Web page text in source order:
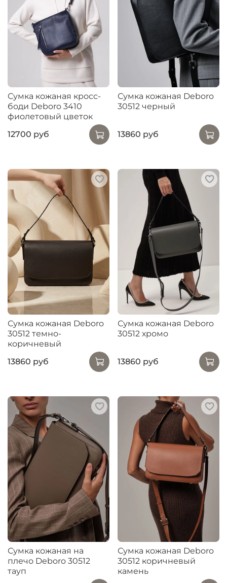
Сумка кожаная кросс-
боди Deboro 3410
фиолетовый цветок
12700 руб
Сумка кожаная Deboro
30512 черный
13860 руб
Сумка кожаная Deboro
30512 темно-
коричневый
13860 руб
Сумка кожаная Deboro
30512 хромо
13860 руб
Сумка кожаная на
плечо Deboro 30512
тауп
Сумка кожаная Deboro
30512 коричневый
камень